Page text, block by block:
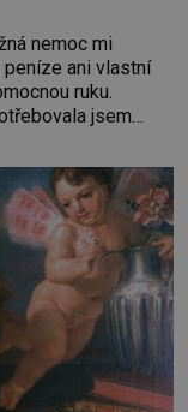
nemoc mi
ani vlastní
ruku.
jsem
odešla z rodného